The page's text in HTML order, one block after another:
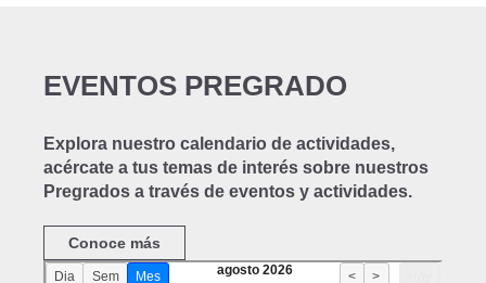
EVENTOS PREGRADO
Explora nuestro calendario de actividades,
acércate a tus temas de interés sobre nuestros
Pregrados a través de eventos y actividades.
Conoce más